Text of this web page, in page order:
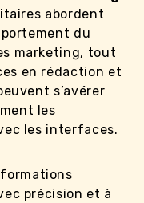
abordent
du
marketing, tout
en rédaction et
s’avérer
les
les interfaces.
formations
précision et à